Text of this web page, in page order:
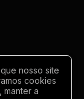
nosso site
cookies
manter a